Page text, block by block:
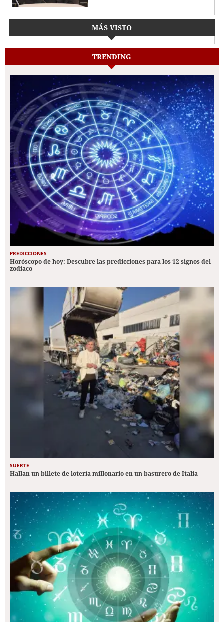
MÁS VISTO
TRENDING
PREDICCIONES
Horóscopo de hoy: Descubre las predicciones para los 12 signos del
zodiaco
SUERTE
Hallan un billete de lotería millonario en un basurero de Italia